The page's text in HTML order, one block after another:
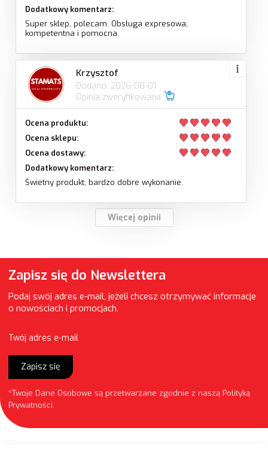
Dodatkowy komentarz:
Super sklep, polecam. Obsługa expresowa,
kompetentna i pomocna.
Krzysztof
Dodano: 2026-08-01
Opinia zweryfikowana
Ocena produktu:
Ocena sklepu:
Ocena dostawy:
Dodatkowy komentarz:
Świetny produkt, bardzo dobre wykonanie.
Więcej opinii
Zapisz się do Newslettera
Podaj swój adres e-mail, jeżeli chcesz otrzymywać informacje
o nowościach i promocjach.
Twój adres e-mail
Zapisz się
*Twoje Dane Osobowe są przetwarzane zgodnie z naszą Polityką
Prywatności.